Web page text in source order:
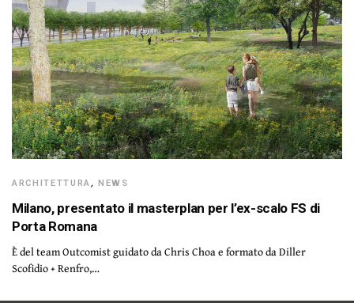
ARCHITETTURA,NEWS
Milano, presentato il masterplan per l’ex-scalo FS di
Porta Romana
È del team Outcomist guidato da Chris Choa e formato da Diller
Scofidio + Renfro,…